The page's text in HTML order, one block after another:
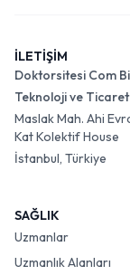
İLETİŞİM
Doktorsitesi Com
Teknoloji ve Ticaret
Maslak Mah. Ahi
Kat Kolektif House
İstanbul, Türkiye
SAĞLIK
Uzmanlar
Uzmanlık Alanları